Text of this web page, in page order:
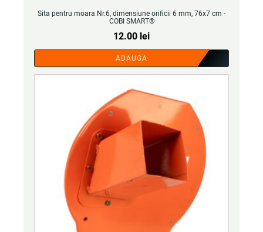
Sita pentru moara Nr.6, dimensiune orificii 6 mm, 76x7 cm -
COBI SMART®
12.00 lei
ADAUGA